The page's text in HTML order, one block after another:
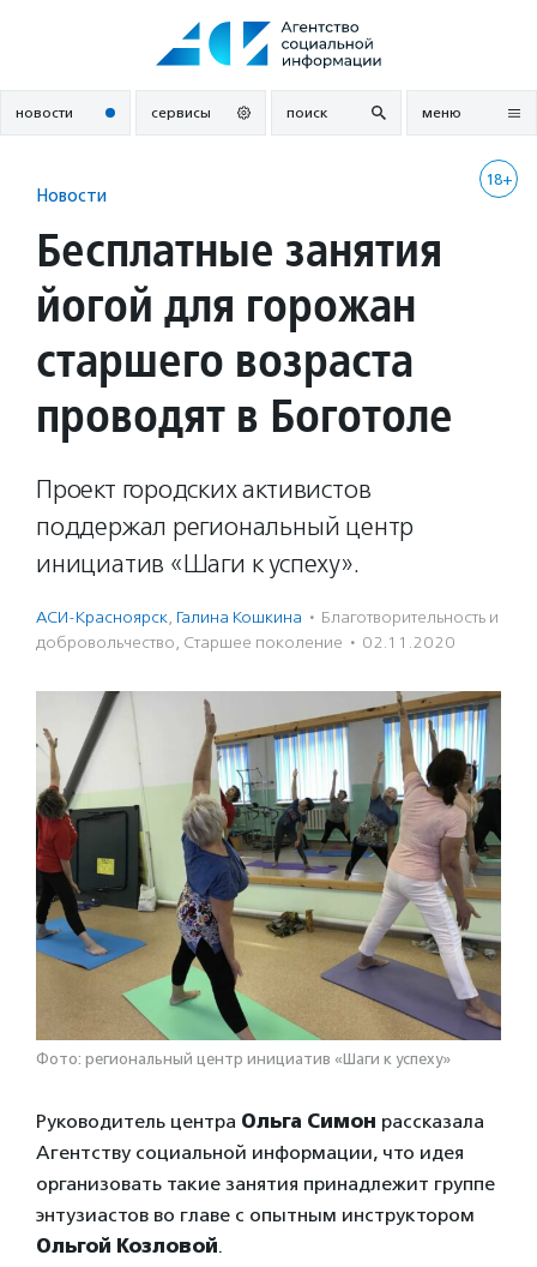
новости сервисы поиск меню
18+
Новости
Бесплатные занятия
йогой для горожан
старшего возраста
проводят в Боготоле
Проект городских активистов
поддержал региональный центр
инициатив «Шаги к успеху».
АСИ-Красноярск, Галина Кошкина · Благотвори­тель­ность и
доброволь­чест­во, Старшее поколение · 02.11.2020
Фото: региональный центр инициатив «Шаги к успеху»
Руководитель центра Ольга Симон рассказала
Агентству социальной информации, что идея
организовать такие занятия принадлежит группе
энтузиастов во главе с опытным инструктором
Ольгой Козловой.